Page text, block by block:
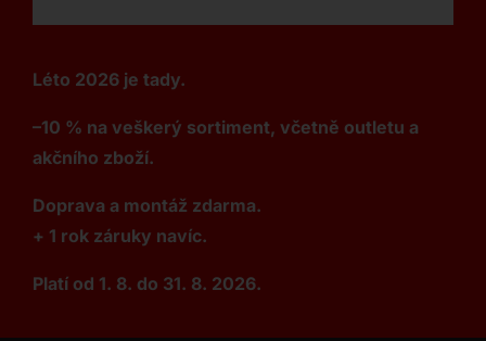
Léto 2026 je tady.
–10 % na veškerý sortiment, včetně outletu a
akčního zboží.
Doprava a montáž zdarma.
+ 1 rok záruky navíc.
Platí od 1. 8. do 31. 8. 2026.